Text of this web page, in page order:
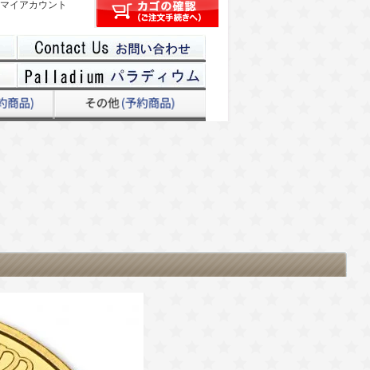
マイアカウント